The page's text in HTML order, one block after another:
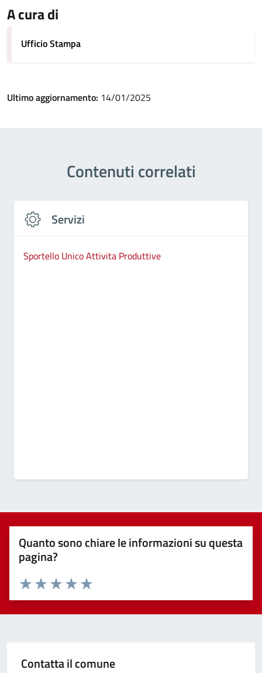
A cura di
Ufficio Stampa
Ultimo aggiornamento: 14/01/2025
Contenuti correlati
Servizi
Sportello Unico Attivita Produttive
Quanto sono chiare le informazioni su questa
pagina?
Valuta 5 stelle su 5
Valuta 4 stelle su 5
Valuta 3 stelle su 5
Valuta 2 stelle su 5
Valuta 1 stelle su 5
Contatta il comune